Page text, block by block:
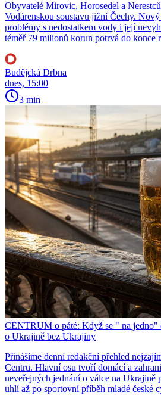
Obyvatelé Mirovic, Horosedel a
Vodárenskou soustavu jižní Čechy.
problémy s nedostatkem vody i její
téměř 79 milionů korun potrvá do konce
Budějcká Drbna
dnes, 15:00
3 min
CENTRUM o páté: Když se " na jedno"
o Ukrajině bez Ukrajiny
Přinášíme denní redakční přehled
Centru. Hlavní osu tvoří domácí a
neveřejných jednání o válce na Ukrajině
uhlí až po sportovní příběh mladé české